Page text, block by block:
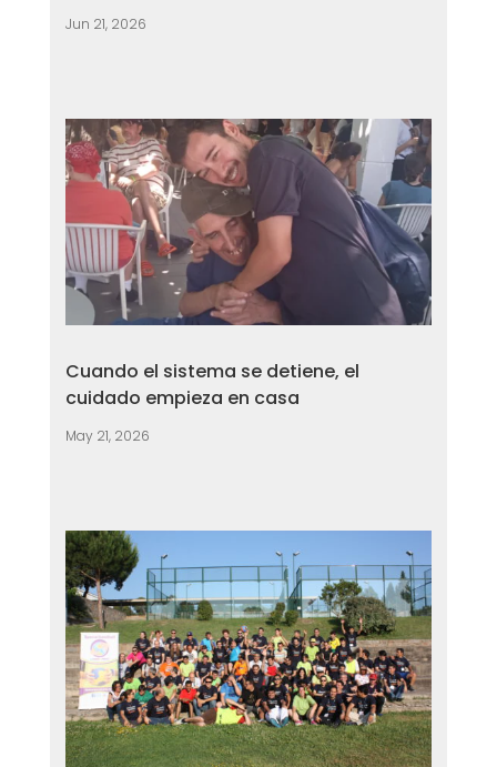
Jun 21, 2026
Cuando el sistema se detiene, el
cuidado empieza en casa
May 21, 2026